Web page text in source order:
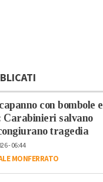
con bombole e
Carabinieri salvano
tragedia
- 06:44
MONFERRATO